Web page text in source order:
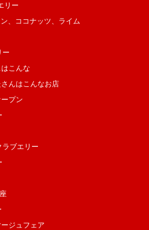
リー
、ココナッツ、ライム
ー
こんな
んはこんなお店
プン
ブエリー
ジュフェア